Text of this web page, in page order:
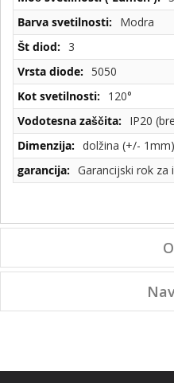
Modra
3
5050
120°
IP20
dolžina (+/-
Garancijski rok za